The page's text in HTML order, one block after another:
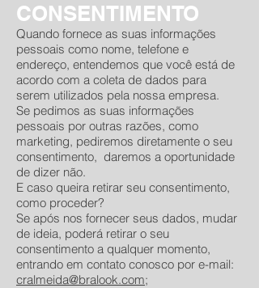
CONSENTIMENTO
Quando fornece as suas informações
pessoais como nome, telefone e
endereço, entendemos que você está de
acordo com a coleta de dados para
serem utilizados pela nossa empresa.
Se pedimos as suas informações
pessoais por outras razões, como
marketing, pediremos diretamente o seu
consentimento, daremos a oportunidade
de dizer não.
E caso queira retirar seu consentimento,
como proceder?
Se após nos fornecer seus dados, mudar
de ideia, poderá retirar o seu
consentimento a qualquer momento,
entrando em contato conosco por e-mail:
cralmeida@bralook.com;